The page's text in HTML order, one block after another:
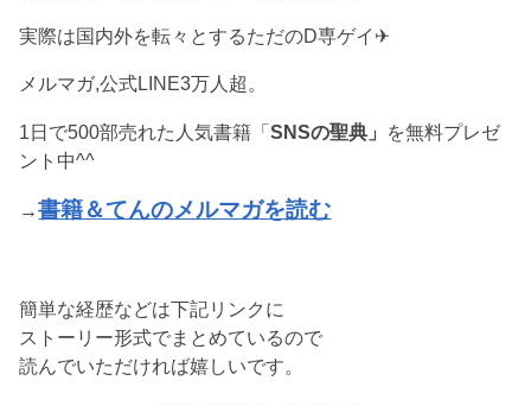
実際は国内外を転々とするただのD専ゲイ✈︎
メルマガ,公式LINE3万人超。
1日で500部売れた人気書籍「SNSの聖典」 を無料プレゼ
ント中^^
→書籍＆てんのメルマガを読む
簡単な経歴などは下記リンクに
ストーリー形式でまとめているので
読んでいただければ嬉しいです。